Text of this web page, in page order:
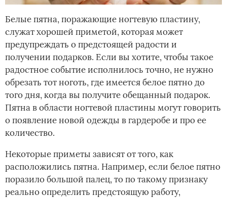
Белые пятна, поражающие ногтевую пластину,
служат хорошей приметой, которая может
предупреждать о предстоящей радости и
получении подарков. Если вы хотите, чтобы такое
радостное событие исполнилось точно, не нужно
обрезать тот ноготь, где имеется белое пятно до
того дня, когда вы получите обещанный подарок.
Пятна в области ногтевой пластины могут говорить
о появление новой одежды в гардеробе и про ее
количество.
Некоторые приметы зависят от того, как
расположились пятна. Например, если белое пятно
поразило большой палец, то по такому признаку
реально определить предстоящую работу,